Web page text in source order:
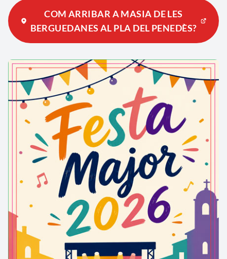
COM ARRIBAR A MASIA DE LES
BERGUEDANES AL PLA DEL PENEDÈS?